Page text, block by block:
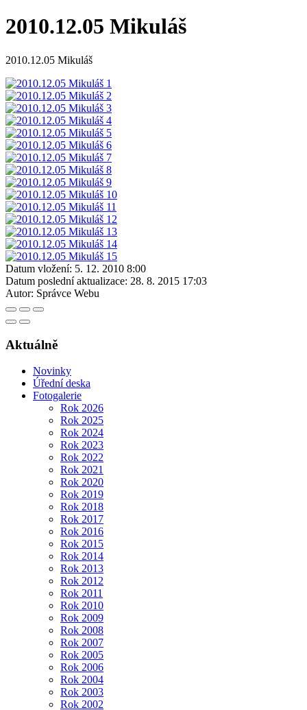
2010.12.05 Mikuláš
2010.12.05 Mikuláš
Datum vložení: 5. 12. 2010 8:00
Datum poslední aktualizace: 28. 8. 2015 17:03
Autor: Správce Webu
Aktuálně
Novinky
Úřední deska
Fotogalerie
Rok 2026
Rok 2025
Rok 2024
Rok 2023
Rok 2022
Rok 2021
Rok 2020
Rok 2019
Rok 2018
Rok 2017
Rok 2016
Rok 2015
Rok 2014
Rok 2013
Rok 2012
Rok 2011
Rok 2010
Rok 2009
Rok 2008
Rok 2007
Rok 2005
Rok 2006
Rok 2004
Rok 2003
Rok 2002